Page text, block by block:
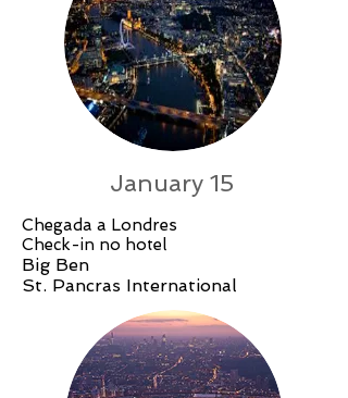
January 15
Chegada a Londres
Check-in no hotel
Big Ben
St. Pancras International